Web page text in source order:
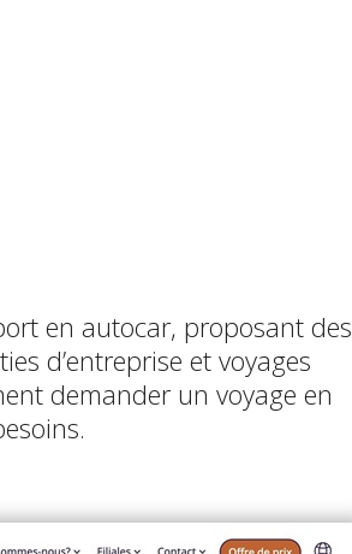
en autocar, proposant des
d’entreprise et voyages
demander un voyage en